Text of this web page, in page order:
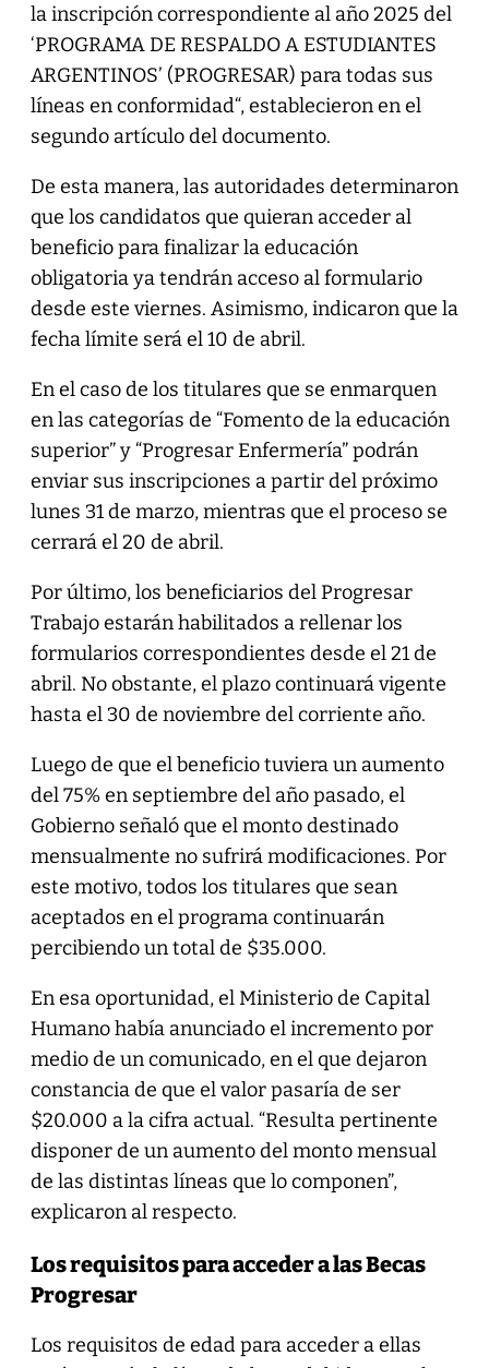
la inscripción correspondiente al año 2025 del
‘PROGRAMA DE RESPALDO A ESTUDIANTES
ARGENTINOS’ (PROGRESAR) para todas sus
líneas en conformidad“, establecieron en el
segundo artículo del documento.
De esta manera, las autoridades determinaron
que los candidatos que quieran acceder al
beneficio para finalizar la educación
obligatoria ya tendrán acceso al formulario
desde este viernes. Asimismo, indicaron que la
fecha límite será el 10 de abril.
En el caso de los titulares que se enmarquen
en las categorías de “Fomento de la educación
superior” y “Progresar Enfermería” podrán
enviar sus inscripciones a partir del próximo
lunes 31 de marzo, mientras que el proceso se
cerrará el 20 de abril.
Por último, los beneficiarios del Progresar
Trabajo estarán habilitados a rellenar los
formularios correspondientes desde el 21 de
abril. No obstante, el plazo continuará vigente
hasta el 30 de noviembre del corriente año.
Luego de que el beneficio tuviera un aumento
del 75% en septiembre del año pasado, el
Gobierno señaló que el monto destinado
mensualmente no sufrirá modificaciones. Por
este motivo, todos los titulares que sean
aceptados en el programa continuarán
percibiendo un total de $35.000.
En esa oportunidad, el Ministerio de Capital
Humano había anunciado el incremento por
medio de un comunicado, en el que dejaron
constancia de que el valor pasaría de ser
$20.000 a la cifra actual. “Resulta pertinente
disponer de un aumento del monto mensual
de las distintas líneas que lo componen”,
explicaron al respecto.
Los requisitos para acceder a las Becas
Progresar
Los requisitos de edad para acceder a ellas